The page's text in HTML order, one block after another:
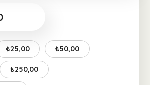
₺25,00 ₺50,00
₺250,00